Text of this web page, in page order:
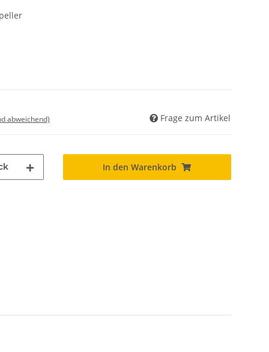
abweichend) Frage zum Artikel
In den Warenkorb